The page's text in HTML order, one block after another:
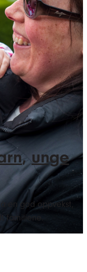
,unge
en god oppvekst,
familiene.